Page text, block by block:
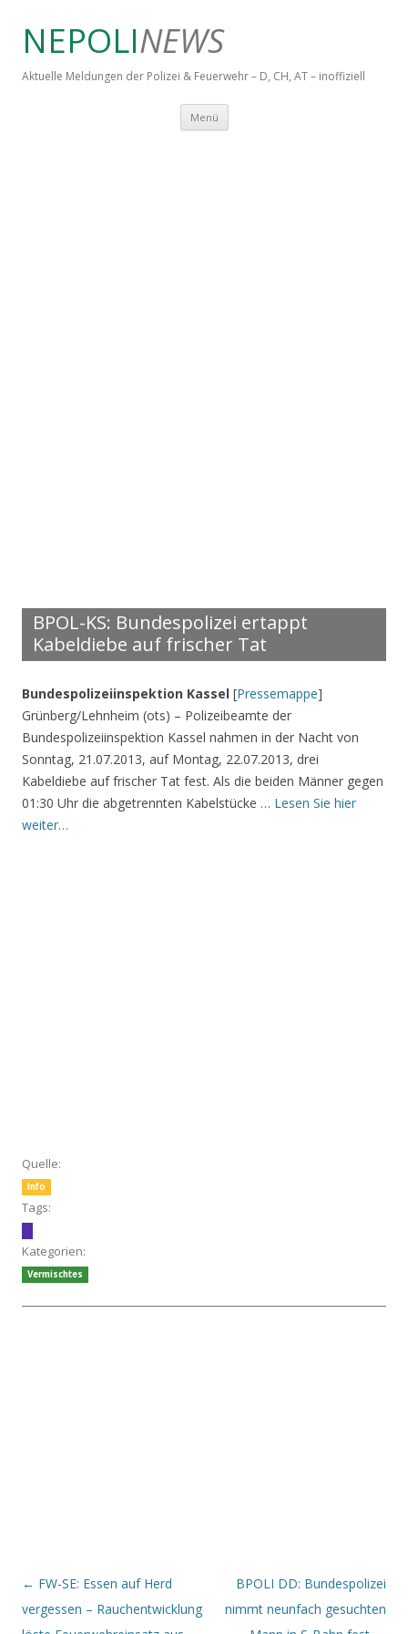
NEPOLINEWS
Aktuelle Meldungen der Polizei & Feuerwehr – D, CH, AT – inoffiziell
Menü Springe zum Inhalt
BPOL-KS: Bundespolizei ertappt
Kabeldiebe auf frischer Tat
Bundespolizeiinspektion Kassel [Pressemappe]
Grünberg/Lehnheim (ots) – Polizeibeamte der
Bundespolizeiinspektion Kassel nahmen in der Nacht von
Sonntag, 21.07.2013, auf Montag, 22.07.2013, drei
Kabeldiebe auf frischer Tat fest. Als die beiden Männer gegen
01:30 Uhr die abgetrennten Kabelstücke … Lesen Sie hier
weiter…
Quelle:
Info
Tags:
Kategorien:
Vermischtes
Beitrags-Navigation
← FW-SE: Essen auf Herd
vergessen – Rauchentwicklung
BPOLI DD: Bundespolizei
nimmt neunfach gesuchten